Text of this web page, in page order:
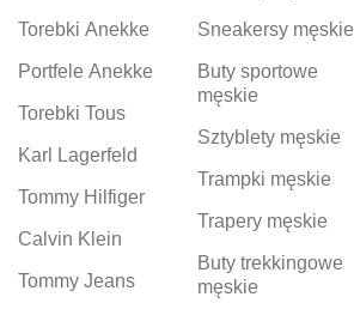
Torebki Anekke
Portfele Anekke
Torebki Tous
Karl Lagerfeld
Tommy Hilfiger
Calvin Klein
Tommy Jeans
Sneakersy męskie
Buty sportowe
męskie
Sztyblety męskie
Trampki męskie
Trapery męskie
Buty trekkingowe
męskie